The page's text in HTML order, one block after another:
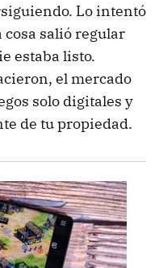
Lo intentó
cosa salió regular
estaba listo.
el mercado
solo digitales y
de tu propiedad.